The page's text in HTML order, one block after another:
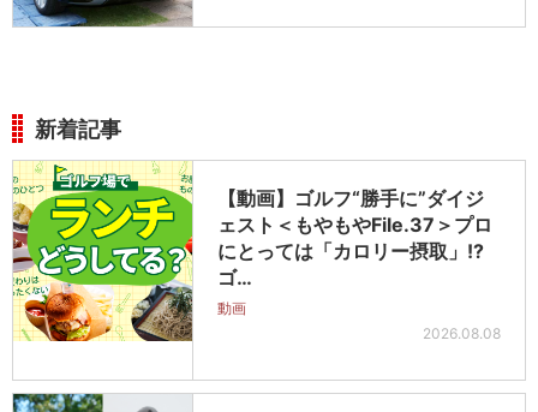
新着記事
【動画】ゴルフ“勝手に”ダイジ
ェスト＜もやもやFile.37＞プロ
にとっては「カロリー摂取」!?
ゴ…
動画
2026.08.08